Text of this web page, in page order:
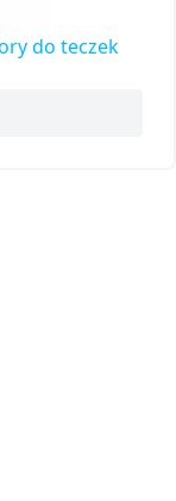
do teczek